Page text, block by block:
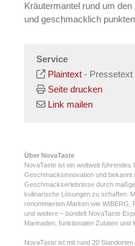
Kräutermantel rund um
und geschmacklich
Service
Plaintext - Pressetext
Seite drucken
Link mailen
Über NovaTaste
NovaTaste ist ein weltweit führendes
Geschmacksinnovation und bekannt
Geschmackserlebnisse durch
kulinarische Lösungen zu schaffen.
renommierten Marken wie WIBERG,
und weitere – bündelt NovaTaste
Marinaden, funktionalen Zutaten und
NovaTaste ist mit rund 20